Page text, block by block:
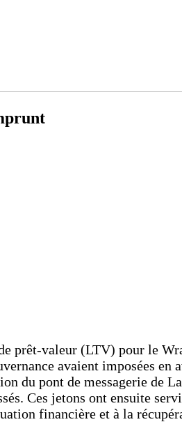
prêt-valeur (LTV) pour le
avaient imposées en
du pont de messagerie de
Ces jetons ont ensuite
financière et à la